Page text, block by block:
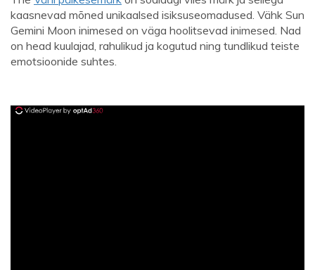
kaasnevad mõned unikaalsed isiksuseomadused. Vähk Sun
Gemini Moon inimesed on väga hoolitsevad inimesed. Nad
on head kuulajad, rahulikud ja kogutud ning tundlikud teiste
emotsioonide suhtes.